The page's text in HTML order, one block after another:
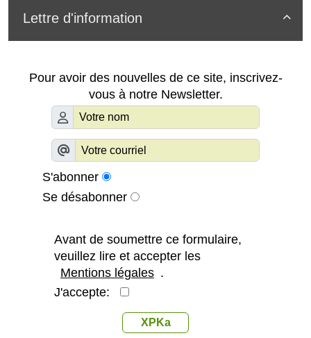

Lettre d'information
Pour avoir des nouvelles de ce site, inscrivez-
vous à notre Newsletter.
S'abonner
Se désabonner
Avant de soumettre ce formulaire,
veuillez lire et accepter les
Mentions légales .
J'accepte:
XPKa